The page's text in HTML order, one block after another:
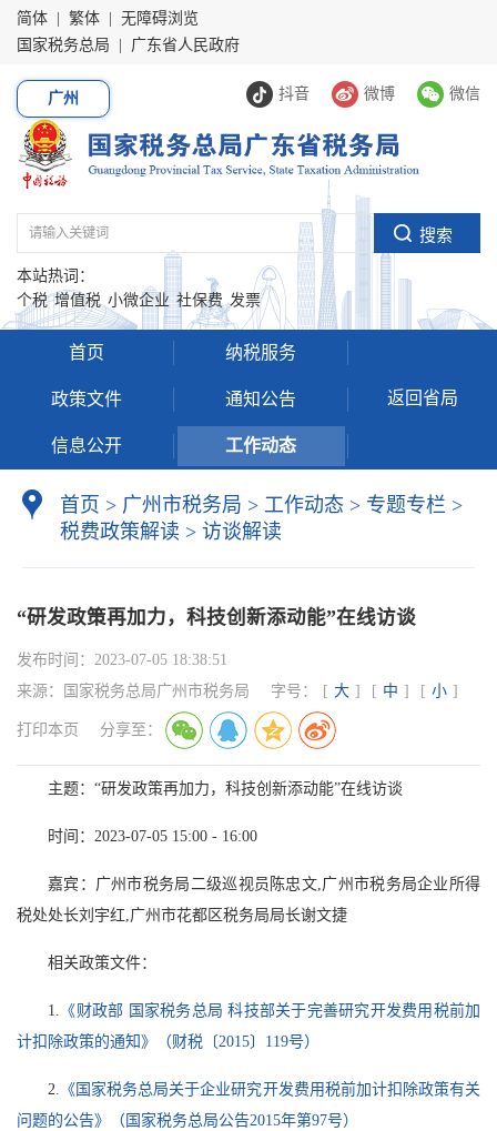
简体 繁体
无障碍浏览
国家税务总局
广东省人民政府
抖音 微博 微信
广州
本站热词：
个税 增值税 小微企业 社保费 发票
首页 纳税服务
政策文件 通知公告
信息公开 工作动态
返回省局
首页 > 广州市税务局 > 工作动态 > 专题专栏 >
税费政策解读 > 访谈解读
“研发政策再加力，科技创新添动能”在线访谈
发布时间： 2023-07-05 18:38:51
来源：
国家税务总局广州市税务局 字号： [ 大 ] [ 中 ] [ 小 ]
打印本页 分享至：
主题：“研发政策再加力，科技创新添动能”在线访谈
时间：2023-07-05 15:00 - 16:00
嘉宾：广州市税务局二级巡视员陈忠文,广州市税务局企业所得
税处处长刘宇红,广州市花都区税务局局长谢文捷
相关政策文件：
1. 《财政部 国家税务总局 科技部关于完善研究开发费用税前加
计扣除政策的通知》（财税〔2015〕119号）
2. 《国家税务总局关于企业研究开发费用税前加计扣除政策有关
问题的公告》（国家税务总局公告2015年第97号）